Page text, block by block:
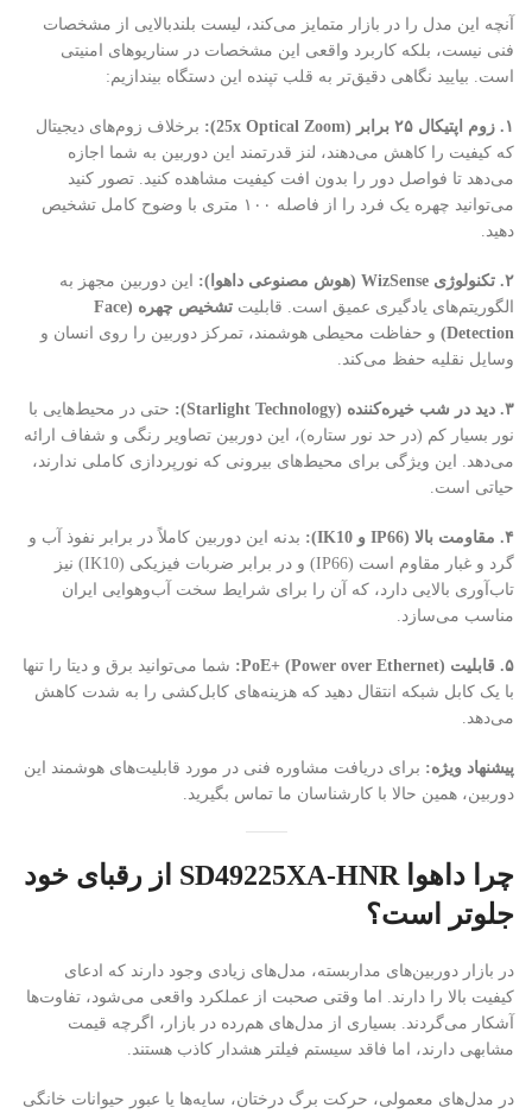
آنچه این مدل را در بازار متمایز می‌کند، لیست بلندبالایی از مشخصات
فنی نیست، بلکه کاربرد واقعی این مشخصات در سناریوهای امنیتی
است. بیایید نگاهی دقیق‌تر به قلب تپنده این دستگاه بیندازیم:
۱. زوم اپتیکال ۲۵ برابر (25x Optical Zoom):
برخلاف زوم‌های دیجیتال
که کیفیت را کاهش می‌دهند، لنز قدرتمند این دوربین به شما اجازه
می‌دهد تا فواصل دور را بدون افت کیفیت مشاهده کنید. تصور کنید
می‌توانید چهره یک فرد را از فاصله ۱۰۰ متری با وضوح کامل تشخیص
دهید.
۲. تکنولوژی WizSense (هوش مصنوعی داهوا):
این دوربین مجهز به
الگوریتم‌های یادگیری عمیق است. قابلیت
تشخیص چهره (Face
Detection)
و حفاظت محیطی هوشمند، تمرکز دوربین را روی انسان و
وسایل نقلیه حفظ می‌کند.
۳. دید در شب خیره‌کننده (Starlight Technology):
حتی در محیط‌هایی با
نور بسیار کم (در حد نور ستاره)، این دوربین تصاویر رنگی و شفاف ارائه
می‌دهد. این ویژگی برای محیط‌های بیرونی که نورپردازی کاملی ندارند،
حیاتی است.
۴. مقاومت بالا (IP66 و IK10):
بدنه این دوربین کاملاً در برابر نفوذ آب و
گرد و غبار مقاوم است (IP66) و در برابر ضربات فیزیکی (IK10) نیز
تاب‌آوری بالایی دارد، که آن را برای شرایط سخت آب‌وهوایی ایران
مناسب می‌سازد.
۵. قابلیت PoE+ (Power over Ethernet):
شما می‌توانید برق و دیتا را تنها
با یک کابل شبکه انتقال دهید که هزینه‌های کابل‌کشی را به شدت کاهش
می‌دهد.
پیشنهاد ویژه: برای دریافت مشاوره فنی در مورد قابلیت‌های هوشمند این
دوربین، همین حالا با کارشناسان ما تماس بگیرید.
چرا داهوا SD49225XA-HNR از رقبای خود
جلوتر است؟
در بازار دوربین‌های مداربسته، مدل‌های زیادی وجود دارند که ادعای
کیفیت بالا را دارند. اما وقتی صحبت از عملکرد واقعی می‌شود، تفاوت‌ها
آشکار می‌گردند. بسیاری از مدل‌های هم‌رده در بازار، اگرچه قیمت
مشابهی دارند، اما فاقد سیستم فیلتر هشدار کاذب هستند.
در مدل‌های معمولی، حرکت برگ درختان، سایه‌ها یا عبور حیوانات خانگی